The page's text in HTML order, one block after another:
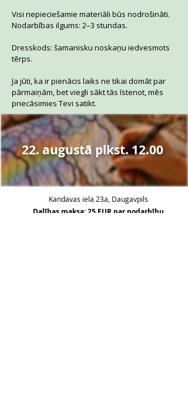
Visi nepieciešamie materiāli būs nodrošināti.
Nodarbības ilgums: 2–3 stundas.
Dresskods: šamanisku noskaņu iedvesmots
tērps.
Ja jūti, ka ir pienācis laiks ne tikai domāt par
pārmaiņām, bet viegli sākt tās īstenot, mēs
priecāsimies Tevi satikt.
22. augustā plkst. 12.00
Kandavas iela 23a, Daugavpils
Dalības maksa: 25 EUR par nodarbību